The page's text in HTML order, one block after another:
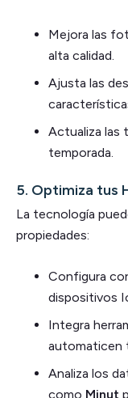
Mejora las
alta calidad.
Ajusta las
Actualiza las
temporada.
5. Optimiza tus
La tecnología
propiedades:
Configura
dispositivos
Integra
automaticen
Analiza los
como Minut